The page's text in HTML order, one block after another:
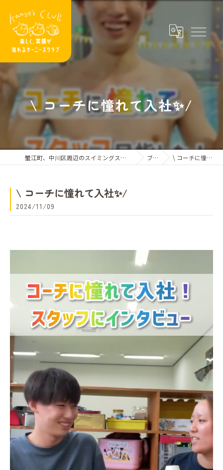
\ コーチに憧れて入社✨/
蟹江町、中川区周辺のスイミングスクールならケーニーズクラブ ブログ \ コーチに憧れて入社✨/
\ コーチに憧れて入社✨/
2024/11/09